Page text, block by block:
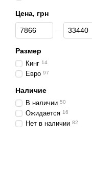
Цена, грн
От Цена, грн
До Цена, грн
Размер
Кинг 14
Евро 97
Наличие
В наличии 50
Ожидается 16
Нет в наличии 82